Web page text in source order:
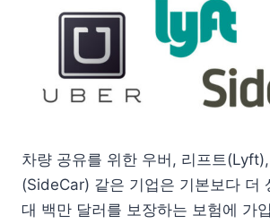
차량 공유를 위한 우버, 리프트
(SideCar) 같은 기업은 기본보다 더
대 백만 달러를 보장하는 보험에 가